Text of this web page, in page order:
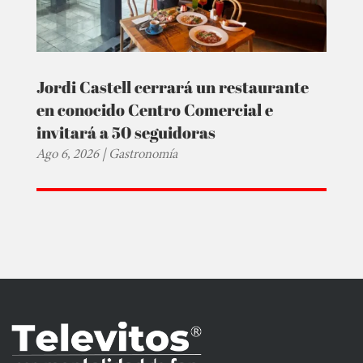
Jordi Castell cerrará un restaurante
en conocido Centro Comercial e
invitará a 50 seguidoras
Ago 6, 2026|Gastronomía